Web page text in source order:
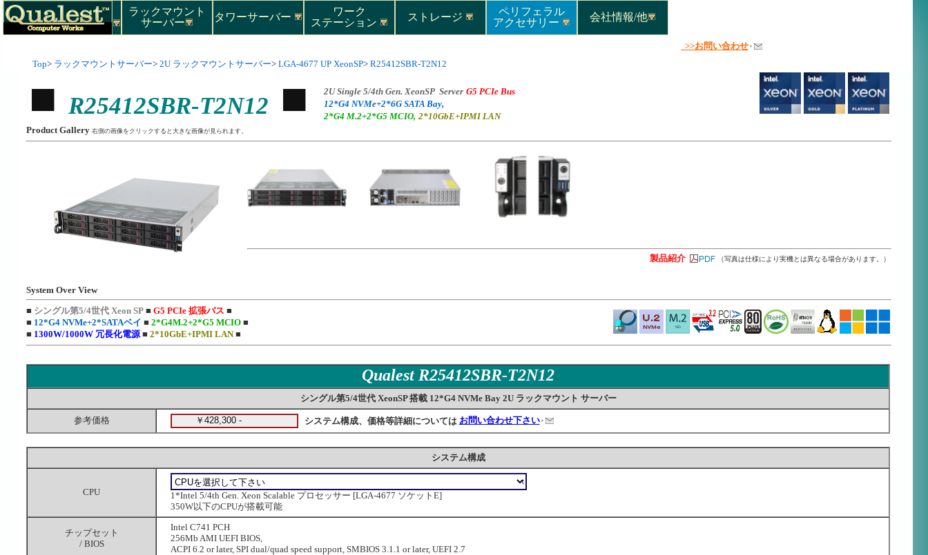
ラックマウント
サーバー
タワーサーバー
ワーク
ステーション
ストレージ
ペリフェラル
アクセサリー
会社情報/他
>>お問い合わせ
Top> ラックマウントサーバー> 2U ラックマウントサーバー> LGA-4677 UP XeonSP> R25412SBR-T2N12
R25412SBR-T2N12
2U Single 5/4th Gen. XeonSP Server G5 PCIe Bus
12*G4 NVMe+2*6G SATA Bay,
2*G4 M.2+2*G5 MCIO, 2*10GbE+IPMI LAN
Product Gallery 右側の画像をクリックすると大きな画像が見られます。
製品紹介 （写真は仕様により実機とは異なる場合があります。）
System Over View
■ シングル第5/4世代 Xeon SP■ G5 PCIe 拡張バス ■
■ 12*G4 NVMe+2*SATAベイ ■ 2*G4M.2+2*G5 MCIO■
■ 1300W/1000W 冗長化電源■ 2*10GbE+IPMI LAN■
Qualest R25412SBR-T2N12
シングル第5/4世代 XeonSP 搭載 12*G4 NVMe Bay 2U ラックマウント サーバー
参考価格 システム構成、価格等詳細については お問い合わせ下さい
システム構成
CPU
1*Intel 5/4th Gen. Xeon Scalable プロセッサー [LGA-4677 ソケットE]
350W以下のCPUが搭載可能
チップセット
/ BIOS
Intel C741 PCH
256Mb AMI UEFI BIOS,
ACPI 6.2 or later, SPI dual/quad speed support, SMBIOS 3.1.1 or later, UEFI 2.7